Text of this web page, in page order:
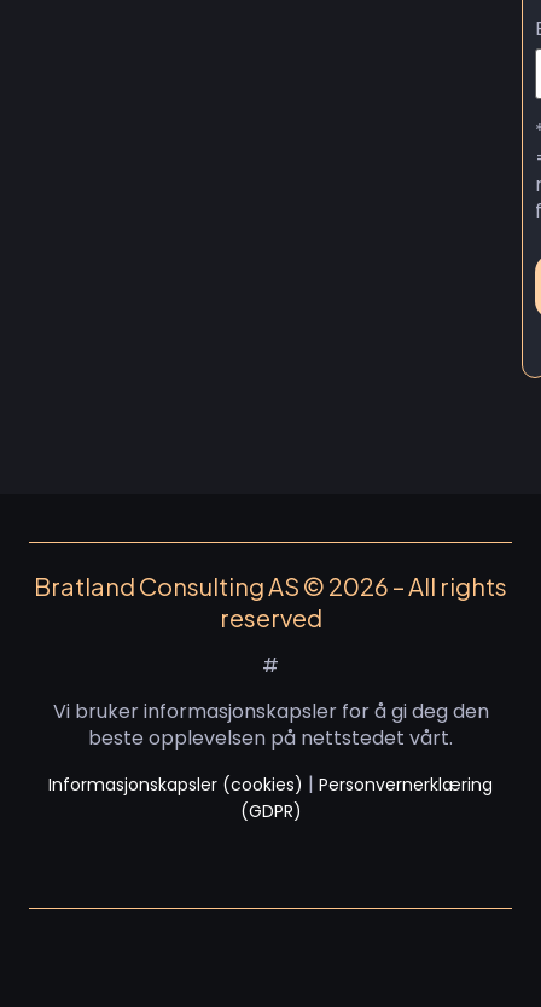
Bratland Consulting AS © 2026 – All rights
reserved
#
Vi bruker informasjonskapsler for å gi deg den
beste opplevelsen på nettstedet vårt.
Informasjonskapsler (cookies) | Personvernerklæring
(GDPR)